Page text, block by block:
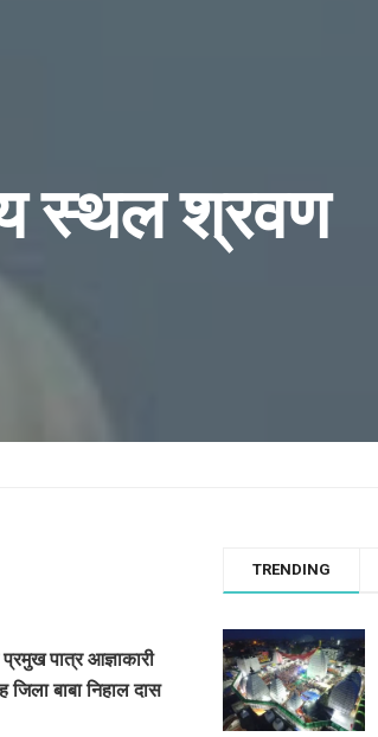
स्थल श्रवण
पात्र आज्ञाकारी
बाबा निहाल दास
TRENDING